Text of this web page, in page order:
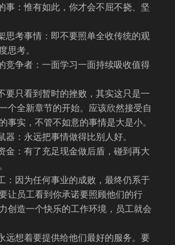
事：惟有如此，你才会不屈不挠、坚
思考事情：即不要照单全收传统的观
思考。
竞争者：一面学习一面持续吸收值得
要只看到暂时的挫败，其实这只是一
个全新章节的开始。应该欣然接受自
事实，不管不如意的事情是大是小。
器：永远把事情做得比别人好。
金：有了充足现金做后盾，碰到再大
：因为任何事业的成败，最终仍系于
让员工看到你承诺要照顾他们的行
创造一个快乐的工作环境，员工就会
远想着要提供给他们最好的服务。要